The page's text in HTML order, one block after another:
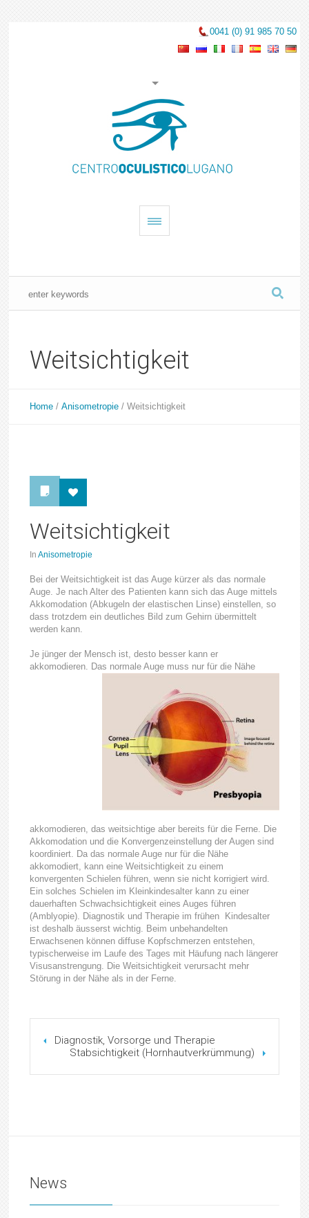
0041 (0) 91 985 70 50
Weitsichtigkeit
Home /Anisometropie /Weitsichtigkeit
Weitsichtigkeit
InAnisometropie
Bei der Weitsichtigkeit ist das Auge kürzer als das normale
Auge. Je nach Alter des Patienten kann sich das Auge mittels
Akkomodation (Abkugeln der elastischen Linse) einstellen, so
dass trotzdem ein deutliches Bild zum Gehirn übermittelt
werden kann.
Je jünger der Mensch ist, desto besser kann er
akkomodieren. Das normale Auge muss nur für die Nähe
akkomodieren, das weitsichtige aber bereits für die Ferne. Die
Akkomodation und die Konvergenzeinstellung der Augen sind
koordiniert. Da das normale Auge nur für die Nähe
akkomodiert, kann eine Weitsichtigkeit zu einem
konvergenten Schielen führen, wenn sie nicht korrigiert wird.
Ein solches Schielen im Kleinkindesalter kann zu einer
dauerhaften Schwachsichtigkeit eines Auges führen
(Amblyopie). Diagnostik und Therapie im frühen Kindesalter
ist deshalb äusserst wichtig. Beim unbehandelten
Erwachsenen können diffuse Kopfschmerzen entstehen,
typischerweise im Laufe des Tages mit Häufung nach längerer
Visusanstrengung. Die Weitsichtigkeit verursacht mehr
Störung in der Nähe als in der Ferne.
Diagnostik, Vorsorge und Therapie
Stabsichtigkeit (Hornhautverkrümmung)
News